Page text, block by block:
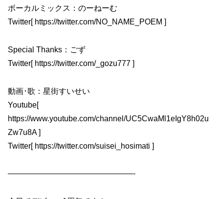
ボーカルミックス：のーねーむ
Twitter[ https://twitter.com/NO_NAME_POEM ]
Special Thanks：ごず
Twitter[ https://twitter.com/_gozu777 ]
動画･歌：星街すいせい
Youtube[
https://www.youtube.com/channel/UC5CwaMl1eIgY8h02u
Zw7u8A ]
Twitter[ https://twitter.com/suisei_hosimati ]
————————————————-